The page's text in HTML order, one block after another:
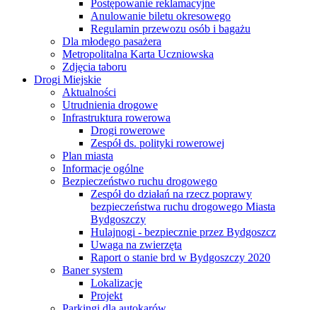
Postępowanie reklamacyjne
Anulowanie biletu okresowego
Regulamin przewozu osób i bagażu
Dla młodego pasażera
Metropolitalna Karta Uczniowska
Zdjęcia taboru
Drogi Miejskie
Aktualności
Utrudnienia drogowe
Infrastruktura rowerowa
Drogi rowerowe
Zespół ds. polityki rowerowej
Plan miasta
Informacje ogólne
Bezpieczeństwo ruchu drogowego
Zespół do działań na rzecz poprawy
bezpieczeństwa ruchu drogowego Miasta
Bydgoszczy
Hulajnogi - bezpiecznie przez Bydgoszcz
Uwaga na zwierzęta
Raport o stanie brd w Bydgoszczy 2020
Baner system
Lokalizacje
Projekt